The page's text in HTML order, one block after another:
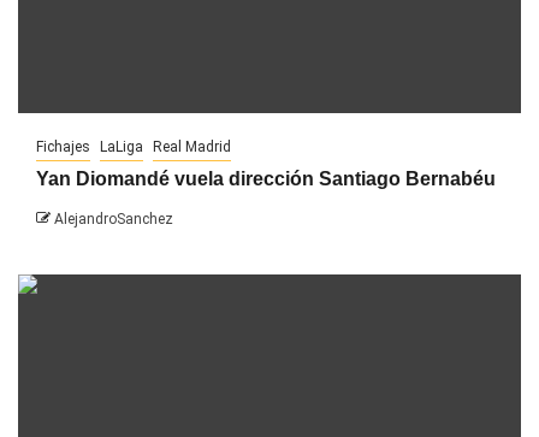
Fichajes LaLiga Real Madrid
Yan Diomandé vuela dirección Santiago Bernabéu
AlejandroSanchez